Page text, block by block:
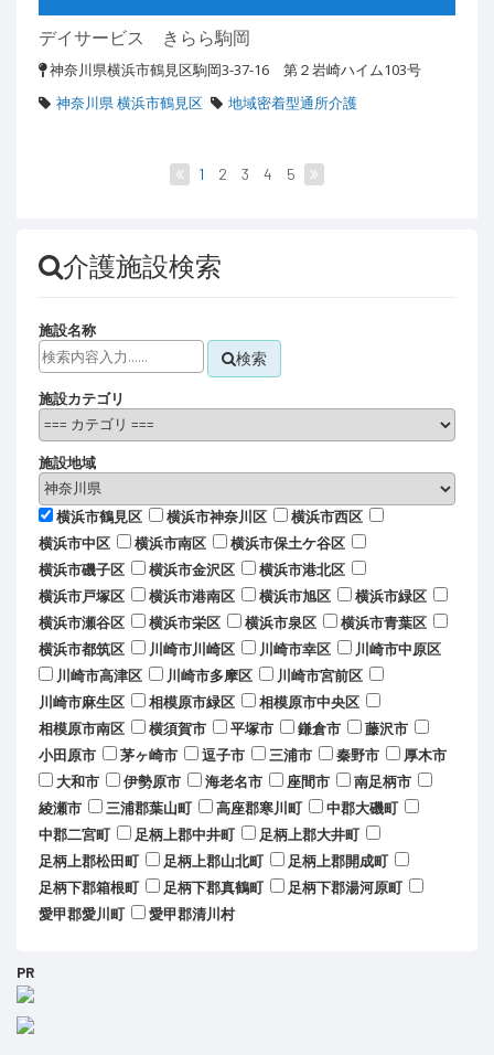
デイサービス きらら駒岡
神奈川県横浜市鶴見区駒岡3-37-16 第２岩崎ハイム103号
神奈川県 横浜市鶴見区
地域密着型通所介護
1 2 3 4 5
介護施設検索
施設名称
検索
施設カテゴリ
施設地域
横浜市鶴見区 横浜市神奈川区
横浜市西区
横浜市中区
横浜市南区
横浜市保土ケ谷区
横浜市磯子区
横浜市金沢区
横浜市港北区
横浜市戸塚区
横浜市港南区 横浜市旭区
横浜市緑区
横浜市瀬谷区
横浜市栄区 横浜市泉区
横浜市青葉区
横浜市都筑区
川崎市川崎区 川崎市幸区
川崎市中原区
川崎市高津区
川崎市多摩区
川崎市宮前区
川崎市麻生区
相模原市緑区
相模原市中央区
相模原市南区
横須賀市 平塚市 鎌倉市
藤沢市
小田原市
茅ヶ崎市 逗子市 三浦市 秦野市
厚木市
大和市
伊勢原市 海老名市 座間市
南足柄市
綾瀬市
三浦郡葉山町 高座郡寒川町
中郡大磯町
中郡二宮町
足柄上郡中井町
足柄上郡大井町
足柄上郡松田町
足柄上郡山北町
足柄上郡開成町
足柄下郡箱根町
足柄下郡真鶴町
足柄下郡湯河原町
愛甲郡愛川町
愛甲郡清川村
PR